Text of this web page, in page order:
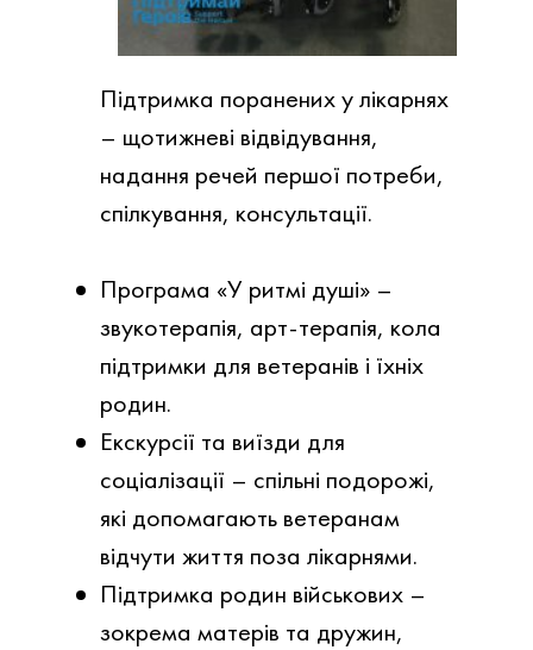
Підтримка поранених у лікарнях
– щотижневі відвідування,
надання речей першої потреби,
спілкування, консультації.
Програма «У ритмі душі» –
звукотерапія, арт-терапія, кола
підтримки для ветеранів і їхніх
родин.
Екскурсії та виїзди для
соціалізації – спільні подорожі,
які допомагають ветеранам
відчути життя поза лікарнями.
Підтримка родин військових –
зокрема матерів та дружин,